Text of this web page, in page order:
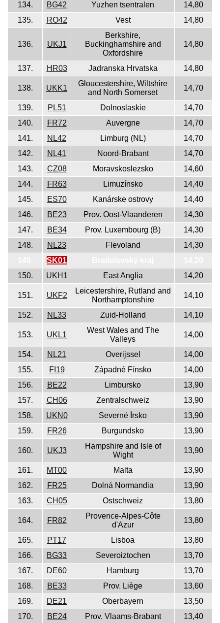
134.
BG42 Yuzhen tsentralen
14,80
135.
RO42 Vest 14,80
136. UKJ1
Berkshire,
Buckinghamshire and
Oxfordshire
14,80
137. HR03 Jadranska Hrvatska 14,80
138. UKK1
Gloucestershire, Wiltshire
and North Somerset
14,70
139. PL51 Dolnoslaskie
14,70
140.
FR72 Auvergne
14,70
141.
NL42 Limburg (NL)
14,70
142.
NL41 Noord-Brabant
14,70
143.
CZ08 Moravskoslezsko
14,60
144.
FR63 Limuzínsko
14,40
145.
ES70 Kanárske ostrovy
14,40
146.
BE23 Prov. Oost-Vlaanderen
14,30
147.
BE34 Prov. Luxembourg (B)
14,30
148.
NL23 Flevoland
14,30
SK01
150.
UKH1 East Anglia 14,20
151. UKF2
Leicestershire, Rutland and
Northamptonshire
14,10
152. NL33 Zuid-Holland 14,10
153. UKL1
West Wales and The
Valleys
14,00
154. NL21 Overijssel
14,00
155.
FI19 Západné Fínsko
14,00
156.
BE22 Limbursko
13,90
157.
CH06 Zentralschweiz
13,90
158.
UKN0 Severné Írsko
13,90
159.
FR26 Burgundsko 13,90
160. UKJ3
Hampshire and Isle of
Wight
13,90
161. MT00 Malta
13,90
162.
FR25 Dolná Normandia
13,90
163.
CH05 Ostschweiz 13,80
164. FR82
Provence-Alpes-Côte
d'Azur
13,80
165. PT17 Lisboa
13,80
166.
BG33 Severoiztochen
13,70
167.
DE60 Hamburg
13,70
168.
BE33 Prov. Liège
13,60
169.
DE21 Oberbayern
13,50
170.
BE24 Prov. Vlaams-Brabant 13,40